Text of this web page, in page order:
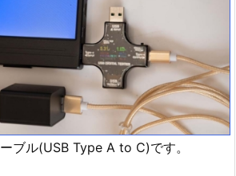
ブル(USB Type A to C)です。